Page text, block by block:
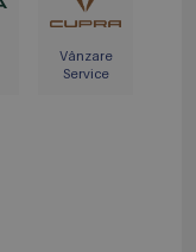
Vânzare
Service